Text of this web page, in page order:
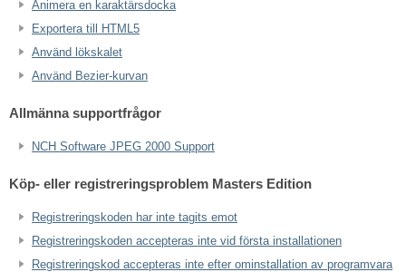
Animera en karaktärsdocka
Exportera till HTML5
Använd lökskalet
Använd Bezier-kurvan
Allmänna supportfrågor
NCH Software JPEG 2000 Support
Köp- eller registreringsproblem Masters Edition
Registreringskoden har inte tagits emot
Registreringskoden accepteras inte vid första installationen
Registreringskod accepteras inte efter ominstallation av programvara